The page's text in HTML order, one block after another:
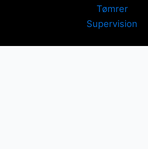
Tømrer
Supervision